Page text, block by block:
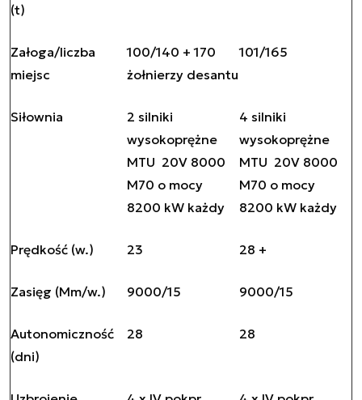
(t)
Załoga/liczba
miejsc
100/140 + 170
żołnierzy desantu
101/165
Siłownia
2 silniki
wysokoprężne
MTU 20V 8000
M70 o mocy
8200 kW każdy
4 silniki
wysokoprężne
MTU 20V 8000
M70 o mocy
8200 kW każdy
Prędkość (w.) 23 28 +
Zasięg (Mm/w.) 9000/15 9000/15
Autonomiczność
(dni)
28 28